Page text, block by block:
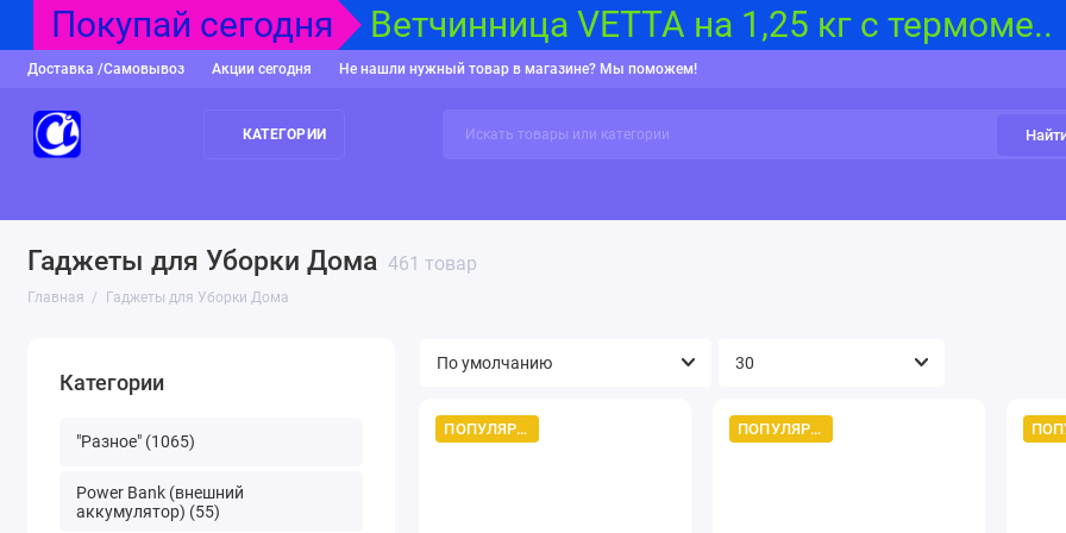
Покупай сегодня Ветчинница VETTA на 1,25 кг с термоме..
Доставка /Самовывоз Акции сегодня Не нашли нужный товар в магазине? Мы поможем!
КАТЕГОРИИ
Гаджеты для Уборки Дома 461 товар
Главная Гаджеты для Уборки Дома
Категории
"Разное" (1065)
Power Bank (внешний
аккумулятор) (55)
ПОПУЛЯРНЫЙ ТОВАР ПОПУЛЯРНЫЙ ТОВАР